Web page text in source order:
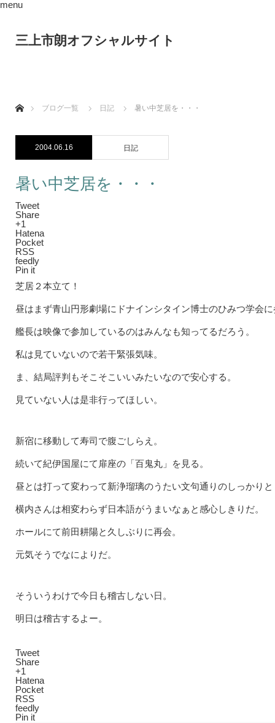
三上市朗オフシャルサイト
menu
ブログ一覧
日記 暑い中芝居を・・・
2004.06.16 日記
暑い中芝居を・・・
Tweet
Share
+1
Hatena
Pocket
RSS
feedly
Pin it
芝居２本立て！
昼はまず青山円形劇場にドナインシタイン博士のひみつ学会
艦長は映像で参加しているのはみんなも知ってるだろう。
私は見ていないので若干緊張気味。
ま、結局評判もそこそこいいみたいなので安心する。
見ていない人は是非行ってほしい。
新宿に移動して寿司で腹ごしらえ。
続いて紀伊国屋にて扉座の「百鬼丸」を見る。
昼とは打って変わって新浄瑠璃のうたい文句通りのしっかり
横内さんは相変わらず日本語がうまいなぁと感心しきりだ。
ホールにて前田耕陽と久しぶりに再会。
元気そうでなによりだ。
そういうわけで今日も稽古しない日。
明日は稽古するよー。
Tweet
Share
+1
Hatena
Pocket
RSS
feedly
Pin it